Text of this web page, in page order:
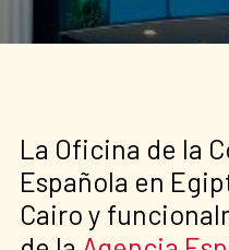
La Oficina de la
Española en
Cairo y